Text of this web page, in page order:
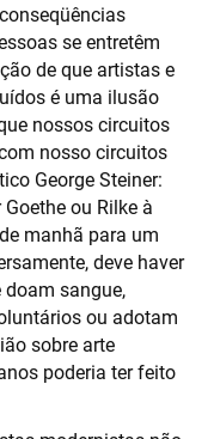
se entretêm
de que artistas e
é uma ilusão
nossos circuitos
nosso circuitos
George Steiner:
ou Rilke à
manhã para um
deve haver
sangue,
ou adotam
sobre arte
poderia ter feito